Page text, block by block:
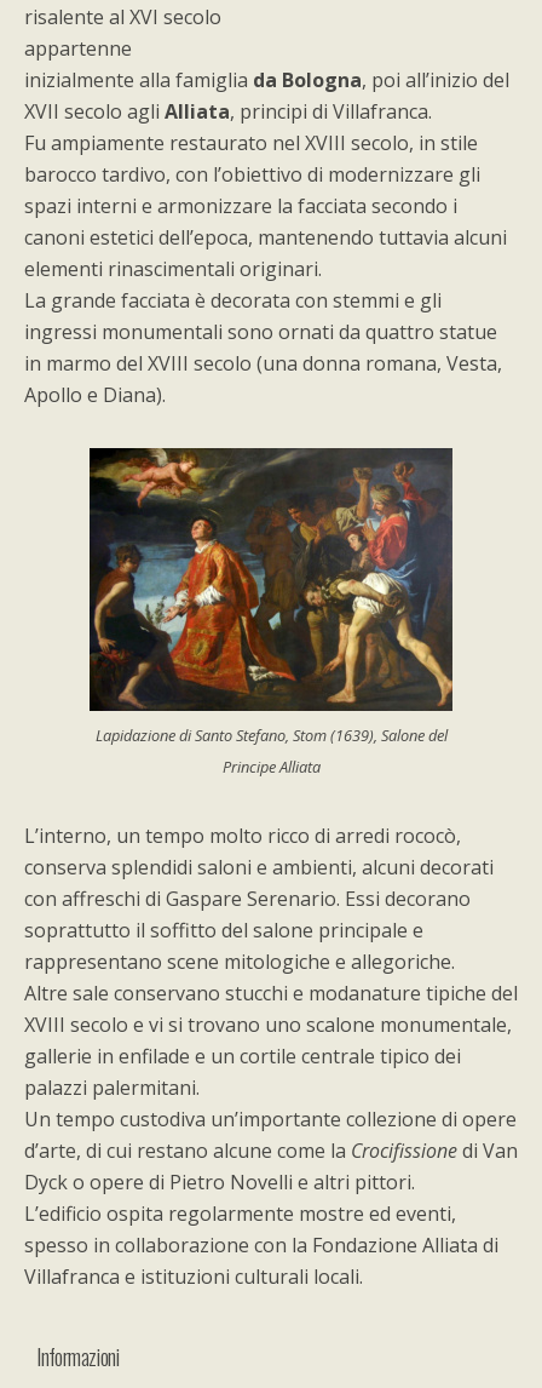
risalente al XVI secolo
appartenne
inizialmente alla famiglia da Bologna, poi all’inizio del
XVII secolo agli Alliata, principi di Villafranca.
Fu ampiamente restaurato nel XVIII secolo, in stile
barocco tardivo, con l’obiettivo di modernizzare gli
spazi interni e armonizzare la facciata secondo i
canoni estetici dell’epoca, mantenendo tuttavia alcuni
elementi rinascimentali originari.
La grande facciata è decorata con stemmi e gli
ingressi monumentali sono ornati da quattro statue
in marmo del XVIII secolo (una donna romana, Vesta,
Apollo e Diana).
Lapidazione di Santo Stefano, Stom (1639), Salone del
Principe Alliata
L’interno, un tempo molto ricco di arredi rococò,
conserva splendidi saloni e ambienti, alcuni decorati
con affreschi di Gaspare Serenario. Essi decorano
soprattutto il soffitto del salone principale e
rappresentano scene mitologiche e allegoriche.
Altre sale conservano stucchi e modanature tipiche del
XVIII secolo e vi si trovano uno scalone monumentale,
gallerie in enfilade e un cortile centrale tipico dei
palazzi palermitani.
Un tempo custodiva un’importante collezione di opere
d’arte, di cui restano alcune come la Crocifissionedi Van
Dyck o opere di Pietro Novelli e altri pittori.
L’edificio ospita regolarmente mostre ed eventi,
spesso in collaborazione con la Fondazione Alliata di
Villafranca e istituzioni culturali locali.
Informazioni